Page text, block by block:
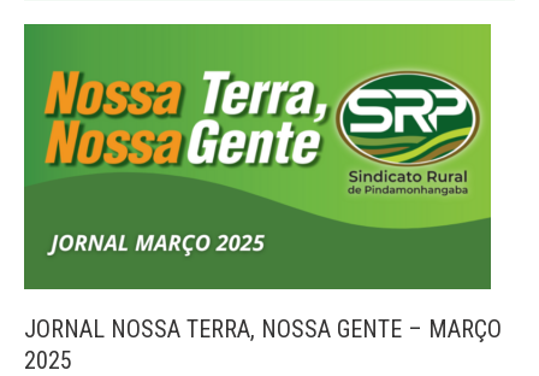
JORNAL NOSSA TERRA, NOSSA GENTE – MARÇO
2025